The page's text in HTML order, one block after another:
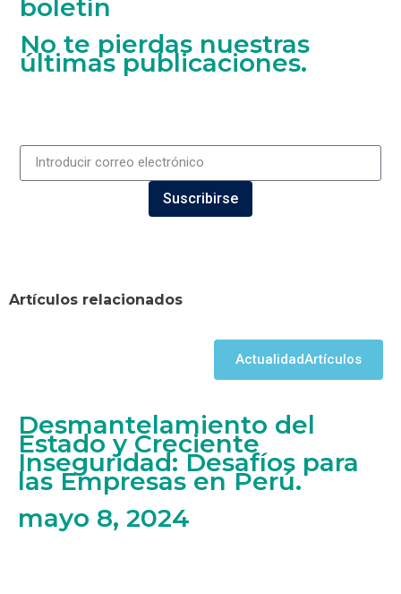
boletín
No te pierdas nuestras
últimas publicaciones.
Suscribirse
Artículos relacionados
ActualidadArtículos
Desmantelamiento del
Estado y Creciente
Inseguridad: Desafíos para
las Empresas en Perú.
mayo 8, 2024